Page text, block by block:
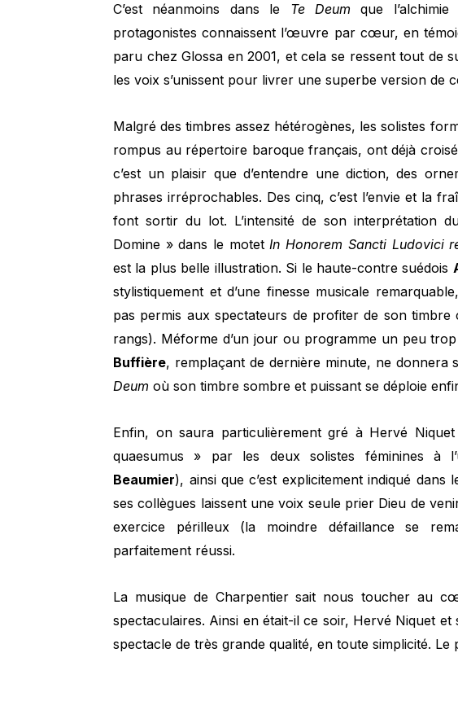
C’est néanmoins dans le Te Deum que
protagonistes connaissent l’œuvre par cœur, en
paru chez Glossa en 2001, et cela se ressent tout de
les voix s’unissent pour livrer une superbe version de
Malgré des timbres assez hétérogènes, les solistes
rompus au répertoire baroque français, ont déjà
c’est un plaisir que d’entendre une diction, des
phrases irréprochables. Des cinq, c’est l’envie et la
font sortir du lot. L’intensité de son interprétation
Domine » dans le motetIn Honorem Sancti Ludovici
est la plus belle illustration. Si le haute-contre suédois
stylistiquement et d’une finesse musicale
pas permis aux spectateurs de profiter de son
rangs). Méforme d’un jour ou programme un peu
Buffière, remplaçant de dernière minute, ne donnera
Deum où son timbre sombre et puissant se déploie
Enfin, on saura particulièrement gré à Hervé
quaesumus » par les deux solistes féminines à
Beaumier), ainsi que c’est explicitement indiqué
ses collègues laissent une voix seule prier Dieu de
exercice périlleux (la moindre défaillance se
parfaitement réussi.
La musique de Charpentier sait nous toucher au
spectaculaires. Ainsi en était-il ce soir, Hervé Niquet
spectacle de très grande qualité, en toute simplicité. Le